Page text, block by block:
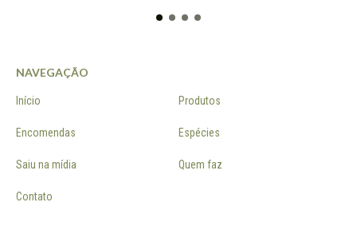
NAVEGAÇÃO
Início Produtos
Encomendas Espécies
Saiu na mídia Quem faz
Contato